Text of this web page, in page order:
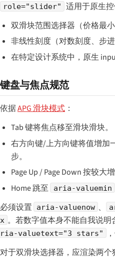
role="slider"
适用于原生
双滑块范围选择器（价格最小
非线性刻度（对数刻度、步
在特定设计系统中，原生
键盘与焦点规范
依据APG 滑块模式 ：
Tab 键将焦点移至滑块滑块。
右方向键/上方向键将值增加
步。
Page Up / Page Down 按较大
Home 跳至
aria-valuemin
必须设置 aria-valuenow 、
x 。若数字值本身不能自我说
ria-valuetext="3 stars"
对于双滑块选择器，应渲染两个